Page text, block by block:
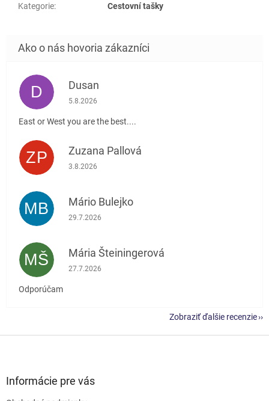
Kategorie: Cestovní tašky
D Dusan
Hodnotenie obchodu je 5 z 5 hviezdičiek.
5.8.2026
East or West you are the best....
ZP Zuzana Pallová
Hodnotenie obchodu je 5 z 5 hviezdičiek.
3.8.2026
MB Mário Bulejko
Hodnotenie obchodu je 5 z 5 hviezdičiek.
29.7.2026
MŠ Mária Šteiningerová
Hodnotenie obchodu je 5 z 5 hviezdičiek.
27.7.2026
Odporúčam
Zobraziť ďalšie recenzie
Informácie pre vás